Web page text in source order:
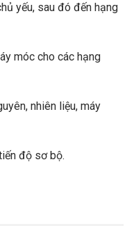
yếu, sau đó đến hạng
móc cho các hạng
nhiên liệu, máy
độ sơ bộ.